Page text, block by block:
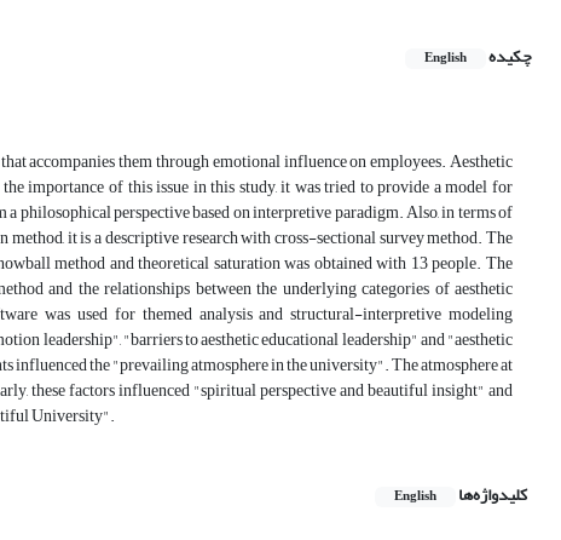
چکیده
English
accompanies them through emotional influence on employees. Aesthetic
importance of this issue in this study, it was tried to provide a model for
philosophical perspective based on interpretive paradigm. Also, in terms of
it is a descriptive research with cross-sectional survey method. The
method and theoretical saturation was obtained with 13 people. The
and the relationships between the underlying categories of aesthetic
was used for themed analysis and structural-interpretive modeling
leadership", "barriers to aesthetic educational leadership" and "aesthetic
influenced the "prevailing atmosphere in the university". The atmosphere at
these factors influenced "spiritual perspective and beautiful insight" and
University".
کلیدواژه‌ها English